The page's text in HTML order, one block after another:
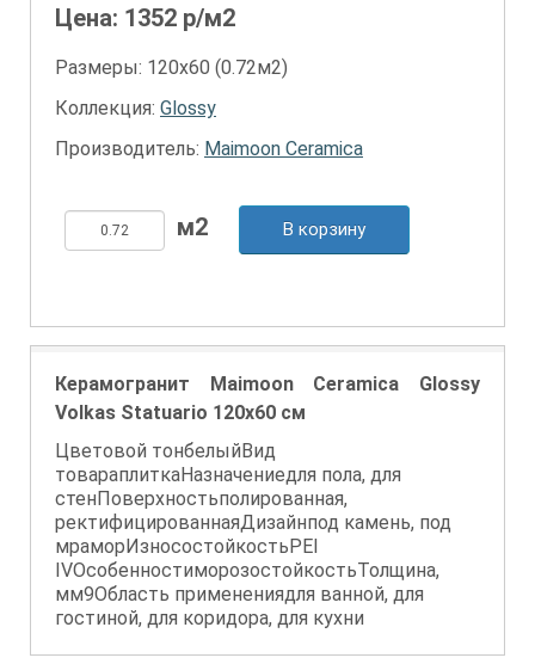
Цена: 1352 р/м2
Размеры: 120х60 (0.72м2)
Коллекция: Glossy
Производитель: Maimoon Ceramica
В корзину
Керамогранит Maimoon Ceramica Glossy
Volkas Statuario 120х60 см
Цветовой тонбелыйВид
товараплиткаНазначениедля пола, для
стенПоверхностьполированная,
ректифицированнаяДизайнпод камень, под
мраморИзносостойкостьPEI
IVОсобенностиморозостойкостьТолщина,
мм9Область применениядля ванной, для
гостиной, для коридора, для кухни